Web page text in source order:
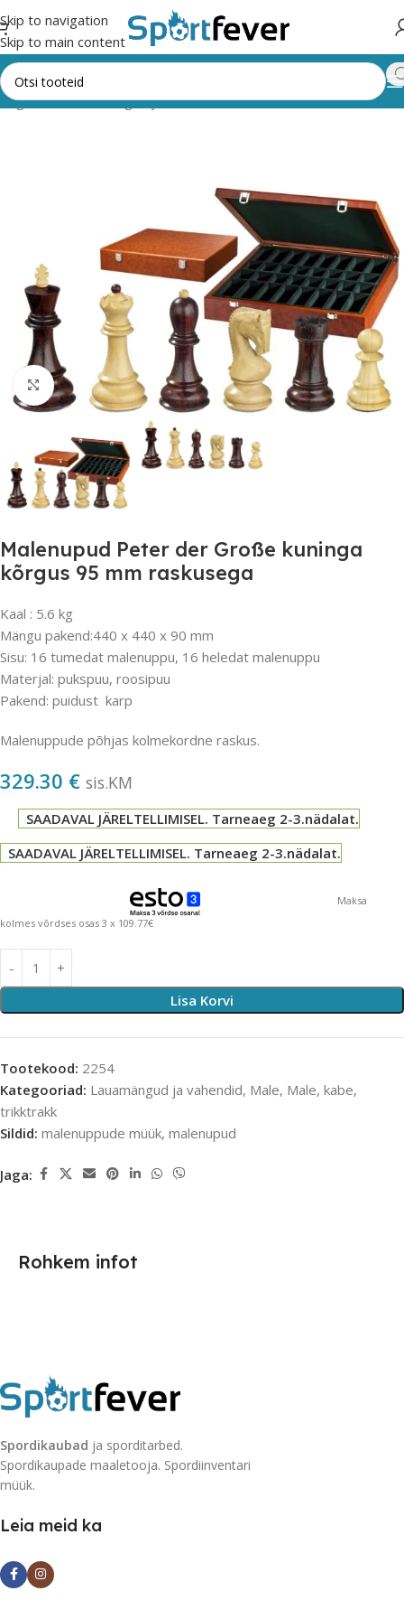
Skip to navigation
Skip to main content
Lauamängud ja vahendid Male, kabe, trikktrakk Male
Suurendamiseks klõpsake
Malenupud Peter der Große kuninga
kõrgus 95 mm raskusega
Kaal : 5.6 kg
Mängu pakend:440 x 440 x 90 mm
Sisu: 16 tumedat malenuppu, 16 heledat malenuppu
Materjal: pukspuu, roosipuu
Pakend: puidust karp
Malenuppude põhjas kolmekordne raskus.
329.30 € sis.KM
SAADAVAL JÄRELTELLIMISEL. Tarneaeg 2-3.nädalat.
SAADAVAL JÄRELTELLIMISEL. Tarneaeg 2-3.nädalat.
Maksa
kolmes võrdses osas 3 x 109.77€
Lisa Korvi
Tootekood: 2254
Kategooriad: Lauamängud ja vahendid, Male, Male, kabe,
trikktrakk
Sildid: malenuppude müük, malenupud
Jaga:
Rohkem infot
Spordikaubad ja sporditarbed.
Spordikaupade maaletooja. Spordiinventari
müük.
Leia meid ka